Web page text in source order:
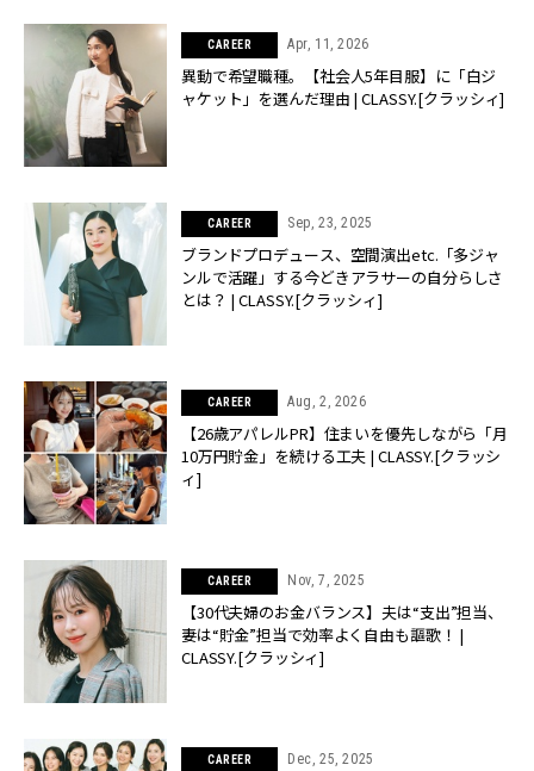
CAREER Apr, 11, 2026
異動で希望職種。【社会人5年目服】に「白ジ
ャケット」を選んだ理由 | CLASSY.[クラッシィ]
CAREER Sep, 23, 2025
ブランドプロデュース、空間演出etc.「多ジャ
ンルで活躍」する今どきアラサーの自分らしさ
とは？ | CLASSY.[クラッシィ]
CAREER Aug, 2, 2026
【26歳アパレルPR】住まいを優先しながら「月
10万円貯金」を続ける工夫 | CLASSY.[クラッシ
ィ]
CAREER Nov, 7, 2025
【30代夫婦のお金バランス】夫は“支出”担当、
妻は“貯金”担当で効率よく自由も謳歌！ |
CLASSY.[クラッシィ]
CAREER Dec, 25, 2025